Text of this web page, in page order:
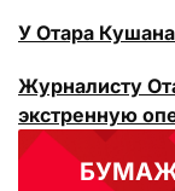
У Отара
Журналисту
экстренную